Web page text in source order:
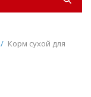
/ Корм сухой для